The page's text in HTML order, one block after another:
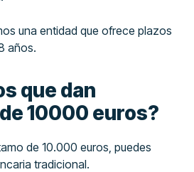
una entidad que ofrece plazos
años.
que dan
10000 euros?
de 10.000 euros, puedes
tradicional.